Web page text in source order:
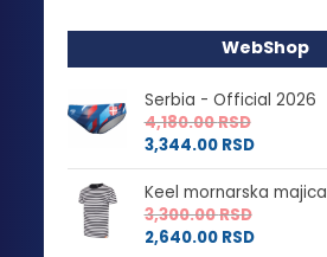
WebShop
Serbia - Official 2026
4,180.00RSD
3,344.00 RSD
Keel mornarska majica
3,300.00RSD
2,640.00 RSD